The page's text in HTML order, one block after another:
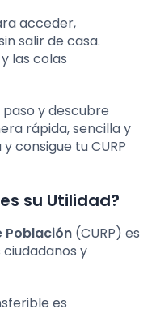
acceder,
salir de casa.
las colas
y descubre
rápida, sencilla y
consigue tu CURP
su Utilidad?
Población (CURP) es
y
es